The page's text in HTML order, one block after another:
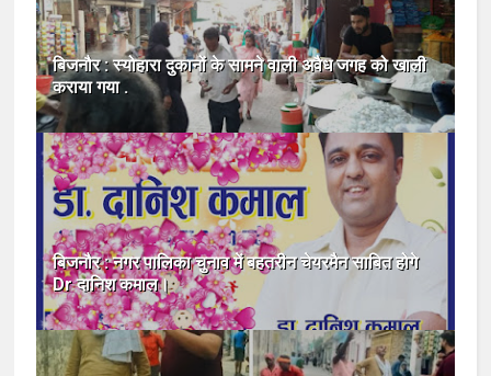
बिजनौर : स्योहारा दुकानों के सामने वाली अवैध जगह को खाली
कराया गया .
बिजनौर : नगर पालिका चुनाव में बहतरीन चेयरमैन साबित होगे
Dr दानिश कमाल।